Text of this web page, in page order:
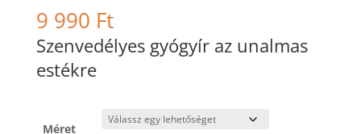
9 990 Ft
Szenvedélyes gyógyír az unalmas
estékre
Méret